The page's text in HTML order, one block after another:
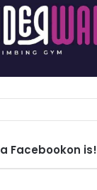
Facebookon is!